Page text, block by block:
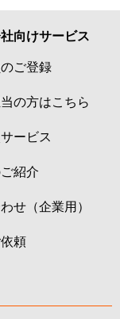
向けサービス
ご登録
の方はこちら
ービス
紹介
せ（企業用）
頼